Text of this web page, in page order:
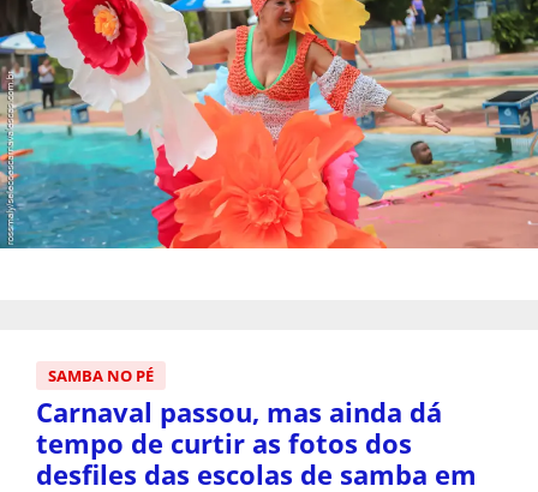
SAMBA NO PÉ
Carnaval passou, mas ainda dá
tempo de curtir as fotos dos
desfiles das escolas de samba em